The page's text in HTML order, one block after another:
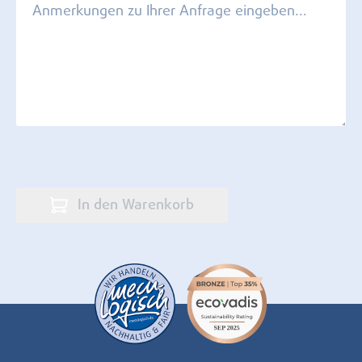
In den Warenkorb